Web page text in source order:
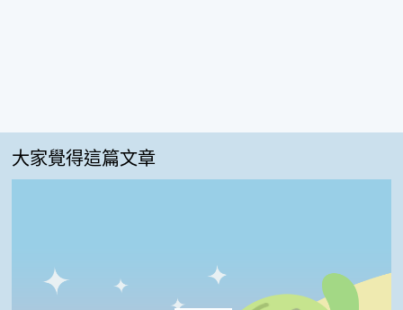
大家覺得這篇文章